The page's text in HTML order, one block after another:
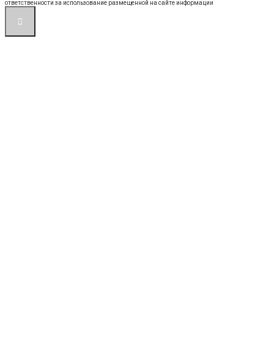
ответственности за использование размещенной на сайте информации